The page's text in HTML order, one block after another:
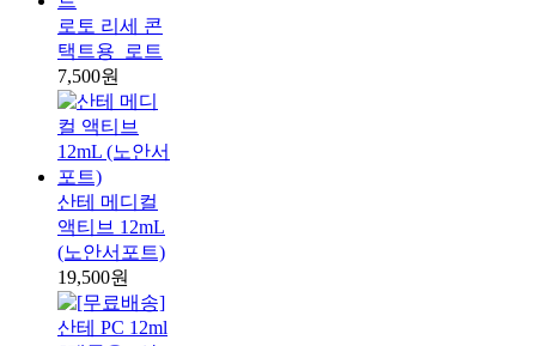
로토 리세 콘
택트용_로트
7,500원
산테 메디컬
액티브 12mL
(노안서포트)
19,500원